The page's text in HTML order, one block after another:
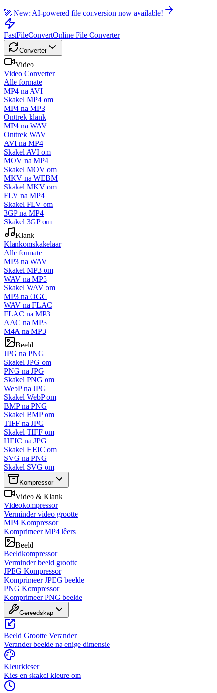
🚀 New: AI-powered file conversion now available!
FastFileConvertOnline File Converter
Converter
Video
Video Converter
Alle formate
MP4 na AVI
Skakel MP4 om
MP4 na MP3
Onttrek klank
MP4 na WAV
Onttrek WAV
AVI na MP4
Skakel AVI om
MOV na MP4
Skakel MOV om
MKV na WEBM
Skakel MKV om
FLV na MP4
Skakel FLV om
3GP na MP4
Skakel 3GP om
Klank
Klankomskakelaar
Alle formate
MP3 na WAV
Skakel MP3 om
WAV na MP3
Skakel WAV om
MP3 na OGG
WAV na FLAC
FLAC na MP3
AAC na MP3
M4A na MP3
Beeld
JPG na PNG
Skakel JPG om
PNG na JPG
Skakel PNG om
WebP na JPG
Skakel WebP om
BMP na PNG
Skakel BMP om
TIFF na JPG
Skakel TIFF om
HEIC na JPG
Skakel HEIC om
SVG na PNG
Skakel SVG om
Kompressor
Video & Klank
Videokompressor
Verminder video grootte
MP4 Kompressor
Komprimeer MP4 lêers
Beeld
Beeldkompressor
Verminder beeld grootte
JPEG Kompressor
Komprimeer JPEG beelde
PNG Kompressor
Komprimeer PNG beelde
Gereedskap
Beeld Grootte Verander
Verander beelde na enige dimensie
Kleurkieser
Kies en skakel kleure om